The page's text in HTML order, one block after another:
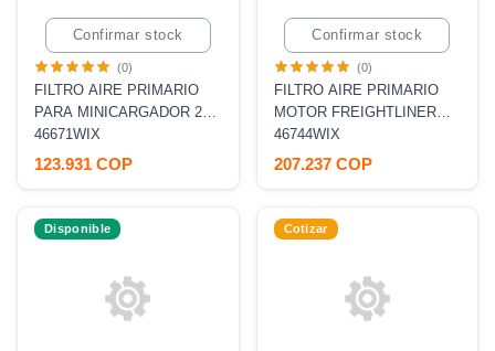
Confirmar stock
(0)
FILTRO AIRE PRIMARIO
PARA MINICARGADOR 226
[P827653, AF25555,
RS3542]
46671WIX
123.931 COP
Confirmar stock
(0)
FILTRO AIRE PRIMARIO
MOTOR FREIGHTLINER
CASE HYUNDAI KOMATSU
PC200-8 MICRAS [P532966,
46744WIX
207.237 COP
Disponible Cotizar